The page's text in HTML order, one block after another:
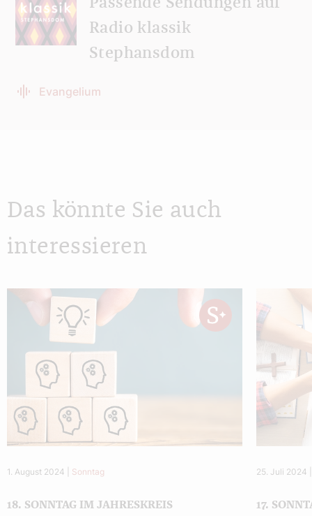
Radio klassik
Stephansdom
Evangelium
Das könnte Sie auch
interessieren
1. August 2024 Sonntag
18. SONNTAG IM JAHRESKREIS
25. Juli 2024
17.